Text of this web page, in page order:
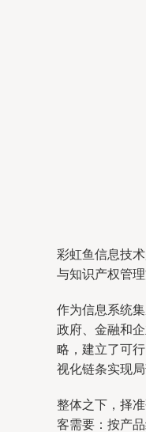
彩虹鱼信息技
与知识产权管
作为信息系统
政府、金融和
略，建立了可
视化链条实现
整体之下，择
客需要：按产